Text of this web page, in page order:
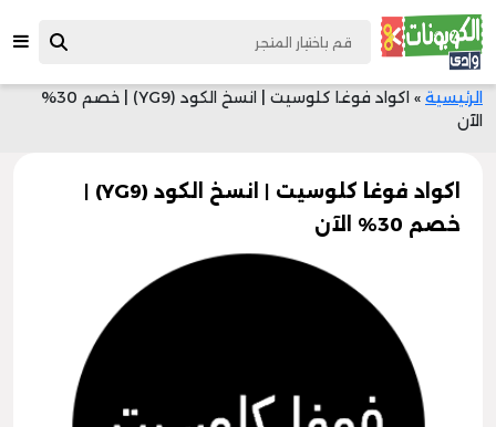
الرئيسية »
اكواد فوغا كلوسيت | انسخ الكود (YG9) | خصم 30%
الآن
اكواد فوغا كلوسيت | انسخ الكود (YG9) |
خصم 30% الآن